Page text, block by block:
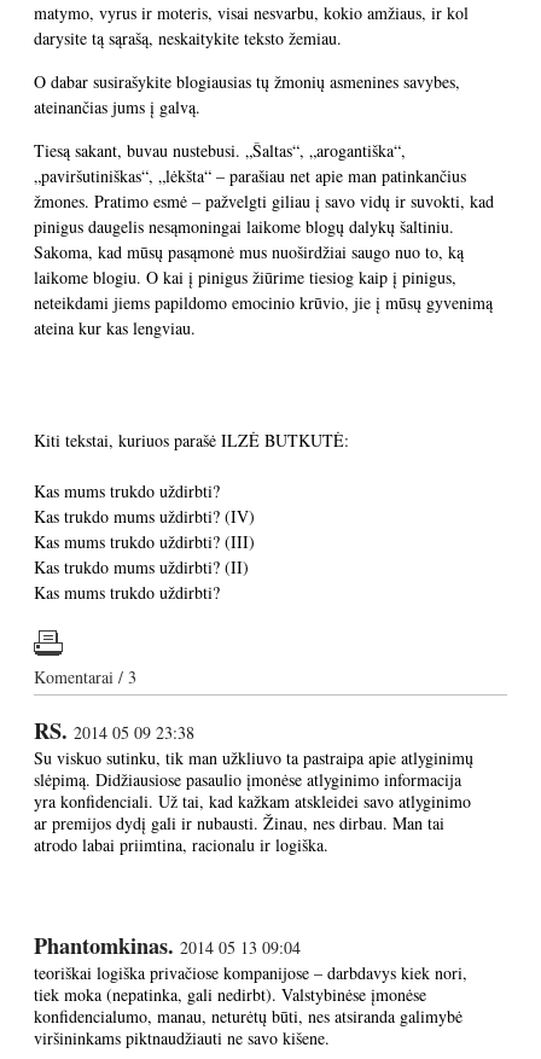
matymo, vyrus ir moteris, visai nesvarbu, kokio amžiaus, ir kol
darysite tą sąrašą, neskaitykite teksto žemiau.
O dabar susirašykite blogiausias tų žmonių asmenines savybes,
ateinančias jums į galvą.
Tiesą sakant, buvau nustebusi. „Šaltas“, „arogantiška“,
„paviršutiniškas“, „lėkšta“ – parašiau net apie man patinkančius
žmones. Pratimo esmė – pažvelgti giliau į savo vidų ir suvokti, kad
pinigus daugelis nesąmoningai laikome blogų dalykų šaltiniu.
Sakoma, kad mūsų pasąmonė mus nuoširdžiai saugo nuo to, ką
laikome blogiu. O kai į pinigus žiūrime tiesiog kaip į pinigus,
neteikdami jiems papildomo emocinio krūvio, jie į mūsų gyvenimą
ateina kur kas lengviau.
Kiti tekstai, kuriuos parašė ILZĖ BUTKUTĖ:
Kas mums trukdo uždirbti?
Kas trukdo mums uždirbti? (IV)
Kas mums trukdo uždirbti? (III)
Kas trukdo mums uždirbti? (II)
Kas mums trukdo uždirbti?
Komentarai / 3
RS. 2014 05 09 23:38
Su viskuo sutinku, tik man užkliuvo ta pastraipa apie atlyginimų
slėpimą. Didžiausiose pasaulio įmonėse atlyginimo informacija
yra konfidenciali. Už tai, kad kažkam atskleidei savo atlyginimo
ar premijos dydį gali ir nubausti. Žinau, nes dirbau. Man tai
atrodo labai priimtina, racionalu ir logiška.
Phantomkinas. 2014 05 13 09:04
teoriškai logiška privačiose kompanijose – darbdavys kiek nori,
tiek moka (nepatinka, gali nedirbt). Valstybinėse įmonėse
konfidencialumo, manau, neturėtų būti, nes atsiranda galimybė
viršininkams piktnaudžiauti ne savo kišene.